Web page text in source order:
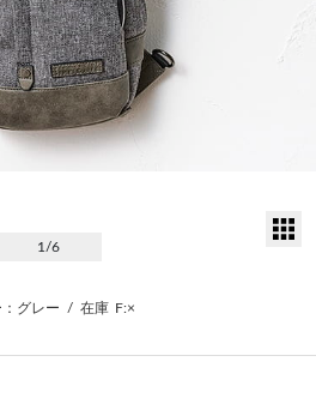
1 /6
グレー / 在庫 F:×